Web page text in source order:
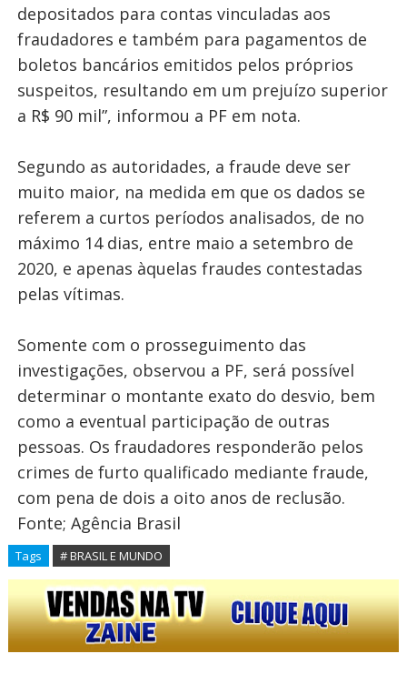
depositados para contas vinculadas aos
fraudadores e também para pagamentos de
boletos bancários emitidos pelos próprios
suspeitos, resultando em um prejuízo superior
a R$ 90 mil”, informou a PF em nota.
Segundo as autoridades, a fraude deve ser
muito maior, na medida em que os dados se
referem a curtos períodos analisados, de no
máximo 14 dias, entre maio a setembro de
2020, e apenas àquelas fraudes contestadas
pelas vítimas.
Somente com o prosseguimento das
investigações, observou a PF, será possível
determinar o montante exato do desvio, bem
como a eventual participação de outras
pessoas. Os fraudadores responderão pelos
crimes de furto qualificado mediante fraude,
com pena de dois a oito anos de reclusão.
Fonte; Agência Brasil
Tags # BRASIL E MUNDO